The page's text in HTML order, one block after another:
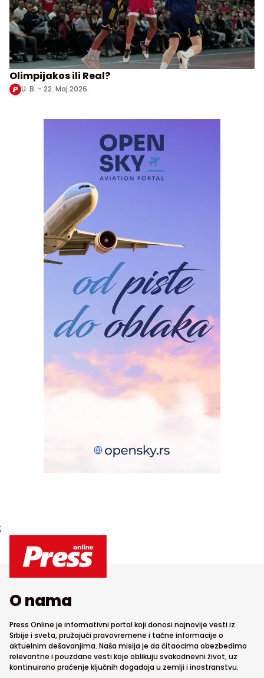
Olimpijakos ili Real?
U. B. - 22. Maj 2026.
;
O nama
Press Online je informativni portal koji donosi najnovije vesti iz
Srbije i sveta, pružajući pravovremene i tačne informacije o
aktuelnim dešavanjima. Naša misija je da čitaocima obezbedimo
relevantne i pouzdane vesti koje oblikuju svakodnevni život, uz
kontinuirano praćenje ključnih događaja u zemlji i inostranstvu.